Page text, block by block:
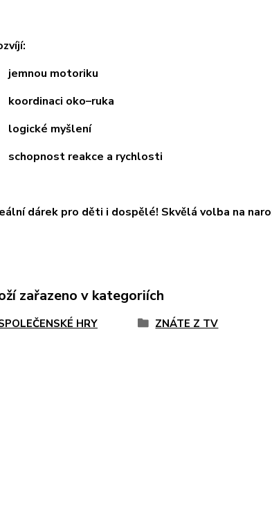
motoriku
oko–ruka
myšlení
reakce a rychlosti
dárek pro děti i dospělé! Skvělá volba na
zařazeno v kategoriích
HRY ZNÁTE Z TV